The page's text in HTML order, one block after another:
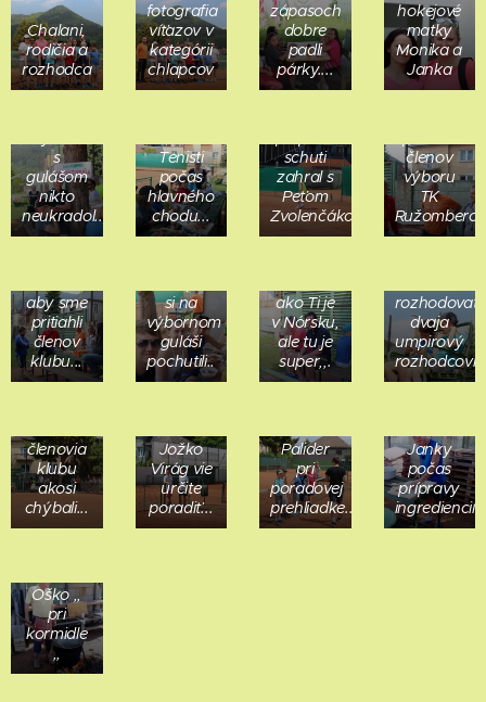
Chalani,
rodičia a
rozhodca
fotografia
víťazov v
kategórii
chlapcov
zápasoch
dobre
padli
párky....
hokejové
matky
Monika a
Janka
s
gulášom
nikto
neukradol...
Tenisti
počas
hlavného
chodu...
schuti
zahral s
Peťom
Zvolenčákom
členov
výboru
TK
aby sme
pritiahli
členov
klubu...
si na
výbornom
guláši
pochutili..
ako Ti je
v Nórsku,
ale tu je
super,,.
Zápasy
boli také
dramatické
rozhodovať
dvaja
umpirový
Rodičov
a detí
členovia
klubu
akosi
chýbali...
Jožko
Virág vie
určite
poradiť...
Palider
pri
poradovej
prehliadke...
Janky
počas
prípravy
ingrediencií...
Oško ,,
pri
kormidle
,,